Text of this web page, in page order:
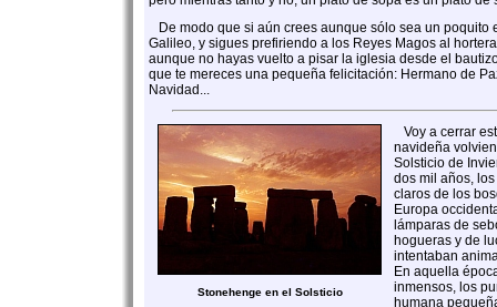
De modo que si aún crees aunque sólo sea un poquito
Galileo, y sigues prefiriendo a los Reyes Magos al
aunque no hayas vuelto a pisar la iglesia desde el
que te mereces una pequeña felicitación: Hermano de
Navidad...
Stonehenge en el Solsticio
Voy a cerrar
navideña
Solsticio de
dos mil años,
claros de los
Europa
lámparas de
hogueras y de
intentaban
En aquella
inmensos, los
humana